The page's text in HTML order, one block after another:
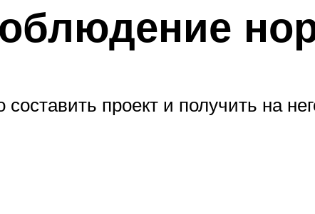
проект и получить на